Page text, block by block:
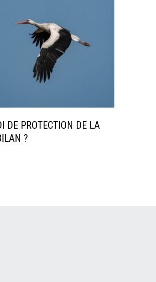
DE PROTECTION DE LA
?